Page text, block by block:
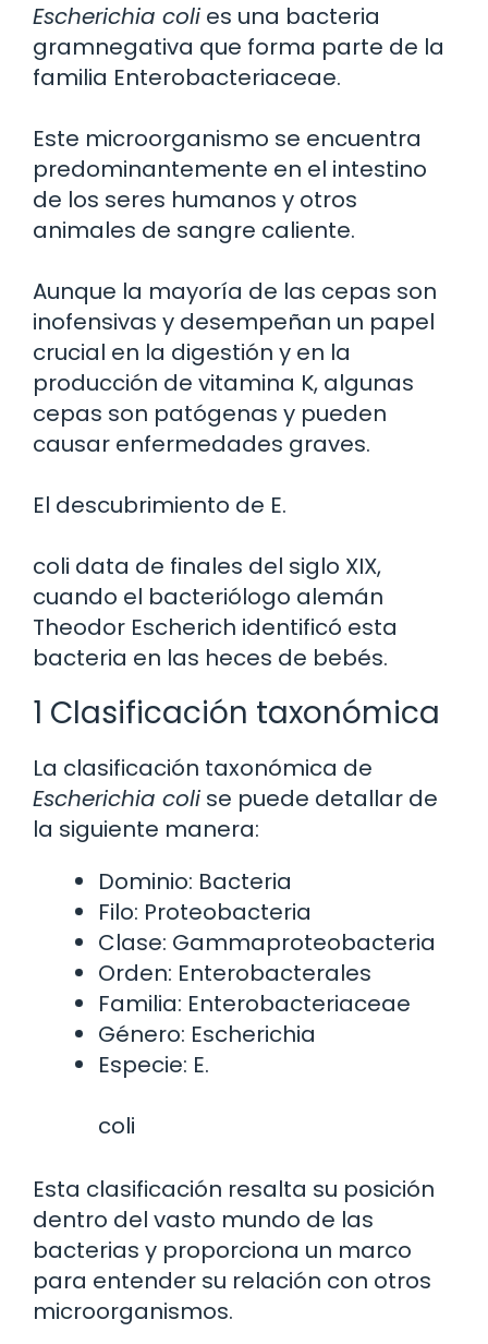
Escherichia coli es una bacteria
gramnegativa que forma parte de la
familia Enterobacteriaceae.
Este microorganismo se encuentra
predominantemente en el intestino
de los seres humanos y otros
animales de sangre caliente.
Aunque la mayoría de las cepas son
inofensivas y desempeñan un papel
crucial en la digestión y en la
producción de vitamina K, algunas
cepas son patógenas y pueden
causar enfermedades graves.
El descubrimiento de E.
coli data de finales del siglo XIX,
cuando el bacteriólogo alemán
Theodor Escherich identificó esta
bacteria en las heces de bebés.
1 Clasificación taxonómica
La clasificación taxonómica de
Escherichia coli se puede detallar de
la siguiente manera:
Dominio: Bacteria
Filo: Proteobacteria
Clase: Gammaproteobacteria
Orden: Enterobacterales
Familia: Enterobacteriaceae
Género: Escherichia
Especie: E.
coli
Esta clasificación resalta su posición
dentro del vasto mundo de las
bacterias y proporciona un marco
para entender su relación con otros
microorganismos.